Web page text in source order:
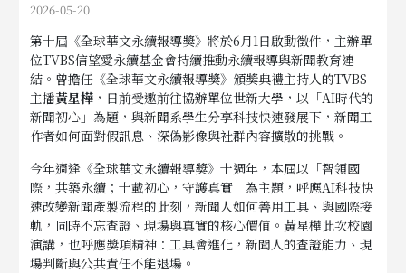
2026-05-20
第十屆《全球華文永續報導獎》將於6月1日啟動徵件，主辦單
位TVBS信望愛永續基金會持續推動永續報導與新聞教育連
結。曾擔任《全球華文永續報導獎》頒獎典禮主持人的TVBS
主播黃星樺 ，日前受邀前往協辦單位世新大學，以「AI時代的
新聞初心」為題，與新聞系學生分享科技快速發展下，新聞工
作者如何面對假訊息、深偽影像與社群內容擴散的挑戰。
今年適逢《全球華文永續報導獎》十週年，本屆以「智領國
際，共築永續；十載初心，守護真實」為主題，呼應AI科技快
速改變新聞產製流程的此刻，新聞人如何善用工具、與國際接
軌，同時不忘查證、現場與真實的核心價值。黃星樺此次校園
演講，也呼應獎項精神：工具會進化，新聞人的查證能力、現
場判斷與公共責任不能退場。